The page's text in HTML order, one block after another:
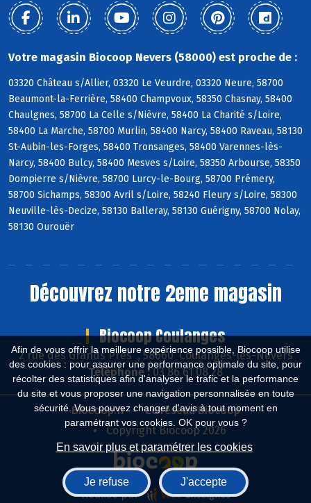
Afin de vous offrir la meilleure expérience possible, Biocoop utilise
des cookies : pour assurer une performance optimale du site, pour
récolter des statistiques afin d'analyser le trafic et la performance
du site et vous proposer une navigation personnalisée en toute
sécurité. Vous pouvez changer d'avis à tout moment en
paramétrant vos cookies. OK pour vous ?
En savoir plus et paramétrer les cookies
Je refuse J'accepte
Votre magasin Biocoop Nevers (58000) est proche de :
03320 Château s/Allier, 03320 Le Veurdre, 03320 Neure, 58700
Beaumont-la-Ferrière, 58400 Champvoux, 58350 Chasnay, 58400
Chaulgnes, 58700 La Celle s/Nièvre, 58400 La Charité s/Loire,
58400 La Marche, 58700 Murlin, 58400 Narcy, 58400 Raveau, 58130
St-Aubin-les-Forges, 58400 Tronsanges, 58400 Varennes-lès-
Narcy, 58400 Bulcy, 58400 Mesves s/Loire, 58350 Arbourse, 58350
Dompierre s/Nièvre, 58700 Lurcy-le-Bourg, 58700 Prémery,
58700 Sichamps, 58300 Avril s/Loire, 58240 Fleury s/Loire, 58300
Neuville-lès-Decize, 58130 Balleray, 58130 Guérigny, 58700 Nolay,
58130 Ourouër
Découvrez notre 2eme magasin
Biocoop Coulanges
2 rue des Grands Près , 58660 Coulanges-lès-Nevers
Téléphone :03 86 61 08 28
Biocoop.fr
Le réseau Biocoop
Copyright Biocoop 2026
Réalisé par